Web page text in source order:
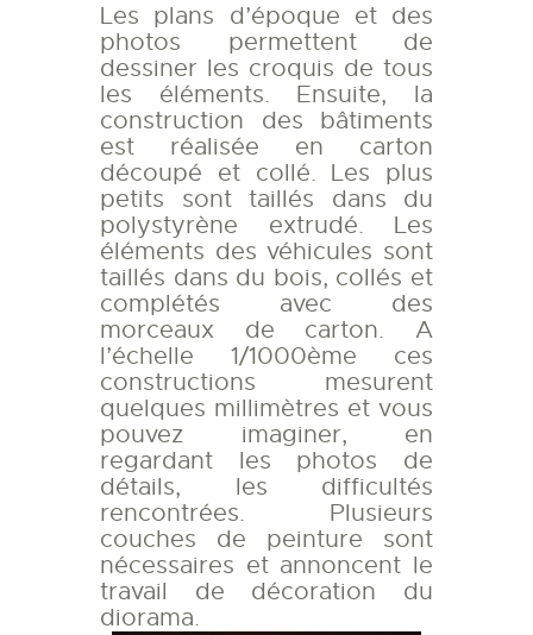
Les plans d’époque et des
photos permettent de
dessiner les croquis de tous
les éléments. Ensuite, la
construction des bâtiments
est réalisée en carton
découpé et collé. Les plus
petits sont taillés dans du
polystyrène extrudé. Les
éléments des véhicules sont
taillés dans du bois, collés et
complétés avec des
morceaux de carton. A
l’échelle 1/1000ème ces
constructions mesurent
quelques millimètres et vous
pouvez imaginer, en
regardant les photos de
détails, les difficultés
rencontrées. Plusieurs
couches de peinture sont
nécessaires et annoncent le
travail de décoration du
diorama.